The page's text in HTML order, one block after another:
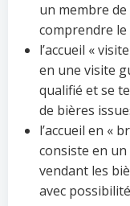
un membre
comprendre le
l’accueil «
en une visite
qualifié et se
de bières
l’accueil en «
consiste en
vendant les
avec